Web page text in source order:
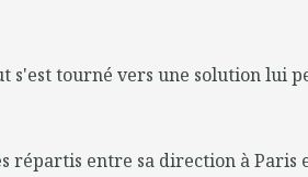
s'est tourné vers une solution lui
répartis entre sa direction à Paris